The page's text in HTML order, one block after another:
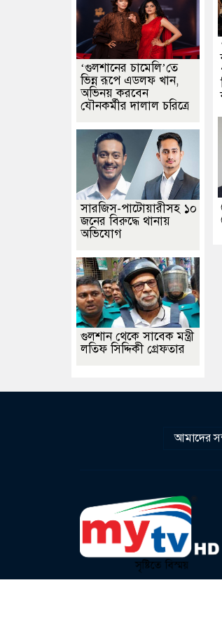
‘গুলশানের চামেলি’তে
ভিন্ন রূপে এডলফ খান,
অভিনয় করবেন
যৌনকর্মীর দালাল চরিত্রে
সারজিস-পাটোয়ারীসহ ১০
জনের বিরুদ্ধে থানায়
অভিযোগ
গুলশান থেকে সাবেক মন্ত্রী
লতিফ সিদ্দিকী গ্রেফতার
আমাদের